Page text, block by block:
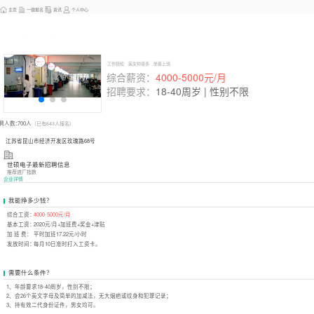
主页 一键报名 资讯 个人中心
工作轻松 美女帅哥多 坐着上班
综合薪资： 4000-5000元/月
招聘要求： 18-40周岁 | 性别不限
人数：700人 （已有643人报名）
江苏省昆山市经济开发区玫瑰路68号
世硕电子最新招聘信息
推荐进厂指数
企业详情
我能挣多少钱？
综合工资：4000-5000元/月
基本工资：2020元/月+加班费+奖金+津贴
加 班 费：
平时加班17.22元/小时
发放时间：每月10日准时打入工资卡。
需要什么条件？
1、年龄要求18-40周岁，性别不限；
2、会26个英文字母及简单的加减法，无大烟疤或纹身和犯罪记录；
3、持有效二代身份证件，男女均可。